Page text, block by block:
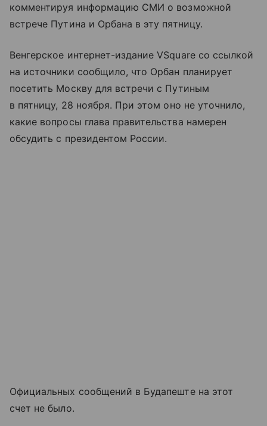
комментируя информацию СМИ о возможной
встрече Путина и Орбана в эту пятницу.
Венгерское интернет-издание VSquare со ссылкой
на источники сообщило, что Орбан планирует
посетить Москву для встречи с Путиным
в пятницу, 28 ноября. При этом оно не уточнило,
какие вопросы глава правительства намерен
обсудить с президентом России.
Официальных сообщений в Будапеште на этот
счет не было.